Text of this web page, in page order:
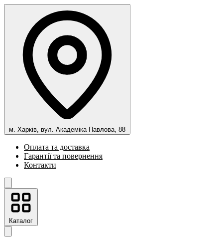
м. Харків, вул. Академіка Павлова, 88
Оплата та доставка
Гарантії та повернення
Контакти
Каталог